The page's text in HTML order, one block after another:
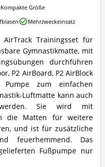
AirTrack Trainingsset für
Gymnastikmatte, mit
durchführen
P2 AirBoard, P2 AirBlock
zum einfachen
Luftmatte kann auch
Sie wird mit
die Matten für weitere
und ist für zusätzliche
feuerhemmend. Das
Fußpumpe nur
Kompakte Größe
Mehrzweckeinsatz